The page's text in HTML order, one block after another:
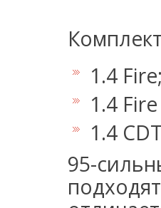
1.4
1.4
1.4
95-